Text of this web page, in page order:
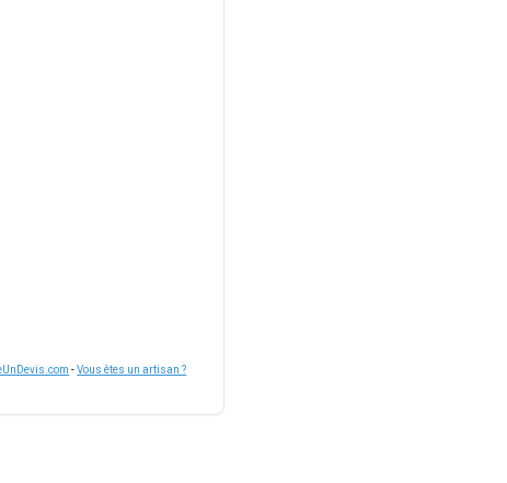
-Vous êtes un artisan ?